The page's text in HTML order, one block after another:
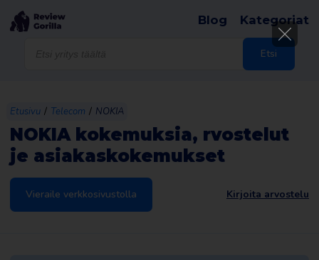
Etsi
Blog Kategoriat
Etusivu / Telecom / NOKIA
NOKIA kokemuksia, rvostelut
je asiakaskokemukset
Vieraile verkkosivustolla Kirjoita arvostelu